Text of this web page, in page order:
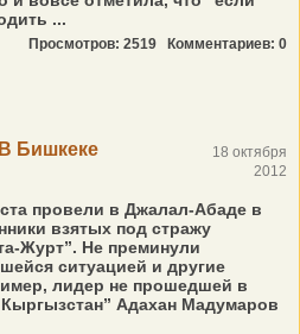
...
Просмотров: 2519 Комментариев: 0
Бишкеке
18 октября
2012
провели в Джалал-Абаде в
взятых под стражу
Журт”. Не преминули
ситуацией и другие
лидер не прошедшей в
Адахан Мадумаров